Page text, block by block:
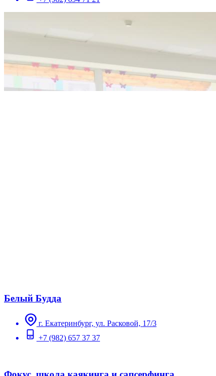
Белый Будда
г. Екатеринбург, ул. Расковой, 17/3
+7 (982) 657 37 37